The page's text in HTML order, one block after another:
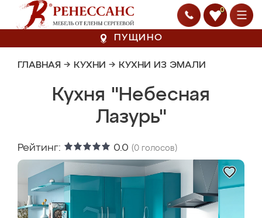
0
ПУЩИНО
ГЛАВНАЯ → КУХНИ → КУХНИ ИЗ ЭМАЛИ
Кухня "Небесная
Лазурь"
Рейтинг: 0.0 (0 голосов)